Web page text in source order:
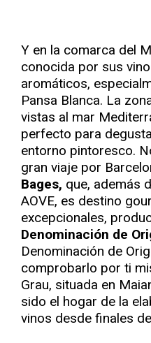
Y en la comarca del
conocida por sus
aromáticos,
Pansa Blanca. La
vistas al mar
perfecto para
entorno pintoresco.
gran viaje por
Bages, que, además
AOVE, es destino
excepcionales,
Denominación de
Denominación de
comprobarlo por ti
Grau, situada en
sido el hogar de la
vinos desde finales